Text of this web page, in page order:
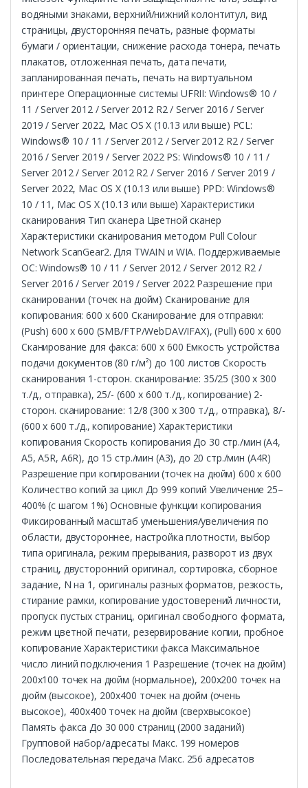
водяными знаками, верхний/нижний колонтитул, вид
страницы, двусторонняя печать, разные форматы
бумаги / ориентации, снижение расхода тонера, печать
плакатов, отложенная печать, дата печати,
запланированная печать, печать на виртуальном
принтере Операционные системы UFRII: Windows® 10 /
11 / Server 2012 / Server 2012 R2 / Server 2016 / Server
2019 / Server 2022, Mac OS X (10.13 или выше) PCL:
Windows® 10 / 11 / Server 2012 / Server 2012 R2 / Server
2016 / Server 2019 / Server 2022 PS: Windows® 10 / 11 /
Server 2012 / Server 2012 R2 / Server 2016 / Server 2019 /
Server 2022, Mac OS X (10.13 или выше) PPD: Windows®
10 / 11, Mac OS X (10.13 или выше) Характеристики
сканирования Тип сканера Цветной сканер
Характеристики сканирования методом Pull Colour
Network ScanGear2. Для TWAIN и WIA. Поддерживаемые
ОС: Windows® 10 / 11 / Server 2012 / Server 2012 R2 /
Server 2016 / Server 2019 / Server 2022 Разрешение при
сканировании (точек на дюйм) Сканирование для
копирования: 600 x 600 Сканирование для отправки:
(Push) 600 x 600 (SMB/FTP/WebDAV/IFAX), (Pull) 600 x 600
Сканирование для факса: 600 x 600 Емкость устройства
подачи документов (80 г/м²) до 100 листов Скорость
сканирования 1-сторон. сканирование: 35/25 (300 x 300
т./д., отправка), 25/- (600 x 600 т./д., копирование) 2-
сторон. сканирование: 12/8 (300 x 300 т./д., отправка), 8/-
(600 x 600 т./д., копирование) Характеристики
копирования Скорость копирования До 30 стр./мин (A4,
A5, A5R, A6R), до 15 стр./мин (A3), до 20 стр./мин (A4R)
Разрешение при копировании (точек на дюйм) 600 x 600
Количество копий за цикл До 999 копий Увеличение 25–
400% (с шагом 1%) Основные функции копирования
Фиксированный масштаб уменьшения/увеличения по
области, двустороннее, настройка плотности, выбор
типа оригинала, режим прерывания, разворот из двух
страниц, двусторонний оригинал, сортировка, сборное
задание, N на 1, оригиналы разных форматов, резкость,
стирание рамки, копирование удостоверений личности,
пропуск пустых страниц, оригинал свободного формата,
режим цветной печати, резервирование копии, пробное
копирование Характеристики факса Максимальное
число линий подключения 1 Разрешение (точек на дюйм)
200x100 точек на дюйм (нормальное), 200x200 точек на
дюйм (высокое), 200x400 точек на дюйм (очень
высокое), 400x400 точек на дюйм (сверхвысокое)
Память факса До 30 000 страниц (2000 заданий)
Групповой набор/адресаты Макс. 199 номеров
Последовательная передача Макс. 256 адресатов